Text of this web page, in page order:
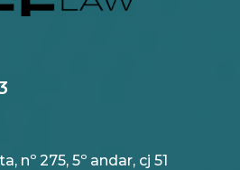
nº 275, 5º andar, cj 51